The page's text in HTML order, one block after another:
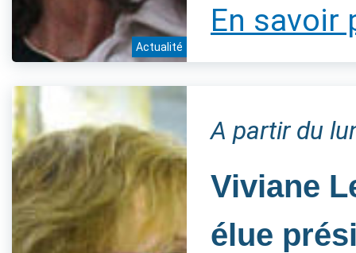
Actualité
En savoir
A partir du
Viviane
élue